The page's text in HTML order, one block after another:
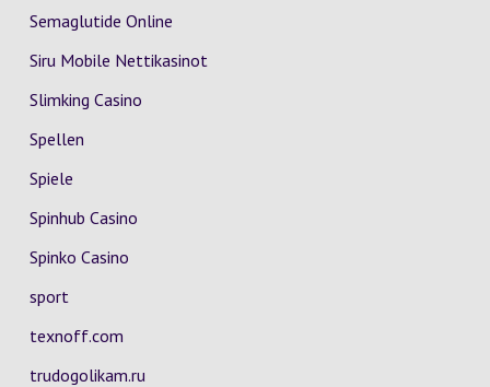
Semaglutide Online
Siru Mobile Nettikasinot
Slimking Casino
Spellen
Spiele
Spinhub Casino
Spinko Casino
sport
texnoff.com
trudogolikam.ru